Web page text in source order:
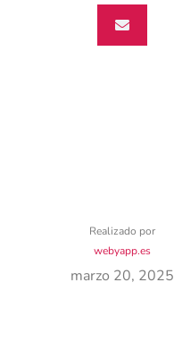
Realizado por
webyapp.es
marzo 20, 2025